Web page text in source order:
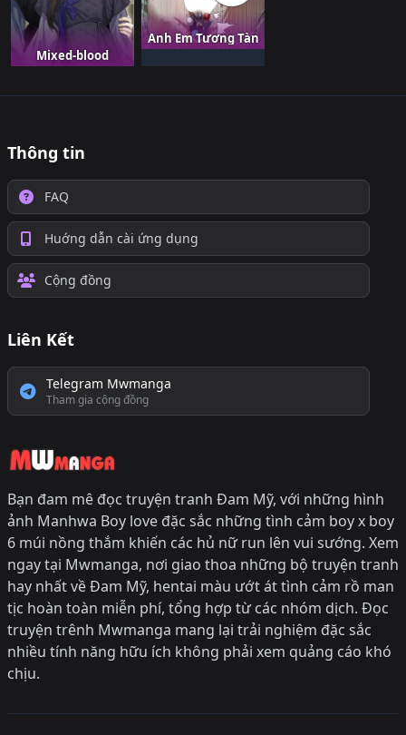
Mixed-blood
Anh Em Tương Tàn
Thông tin
FAQ
Huớng dẫn cài ứng dụng
Cộng đồng
Liên Kết
Telegram Mwmanga
Tham gia cộng đồng
Bạn đam mê đọc truyện tranh Đam Mỹ, với những hình
ảnh Manhwa Boy love đặc sắc những tình cảm boy x boy
6 múi nồng thắm khiến các hủ nữ run lên vui sướng. Xem
ngay tại Mwmanga, nơi giao thoa những bộ truyện tranh
hay nhất về Đam Mỹ, hentai màu ướt át tình cảm rồ man
tịc hoàn toàn miễn phí, tổng hợp từ các nhóm dịch. Đọc
truyện trênh Mwmanga mang lại trải nghiệm đặc sắc
nhiều tính năng hữu ích không phải xem quảng cáo khó
chịu.